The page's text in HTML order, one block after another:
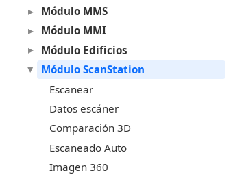
Módulo MMS
Módulo MMI
Módulo Edificios
Módulo ScanStation
Escanear
Datos escáner
Comparación 3D
Escaneado Auto
Imagen 360